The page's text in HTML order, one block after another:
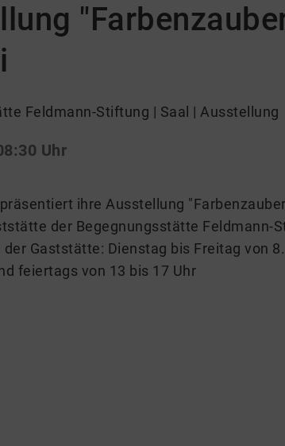
Feldmann-Stiftung | Saal | Ausstellung
Uhr
ihre Ausstellung
der Begegnungsstätte Feldmann-
Gaststätte: Dienstag bis Freitag von
feiertags von 13 bis 17 Uhr